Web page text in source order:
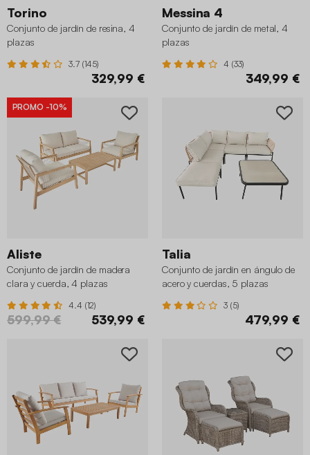
Torino
Conjunto de jardín de resina, 4
plazas
3.7 (145)
329,99 €
Messina 4
Conjunto de jardín de metal, 4
plazas
4 (33)
349,99 €
PROMO -10%
Aliste
Conjunto de jardín de madera
clara y cuerda, 4 plazas
4.4 (12)
599,99 € 539,99 €
Talia
Conjunto de jardín en ángulo de
acero y cuerdas, 5 plazas
3 (5)
479,99 €